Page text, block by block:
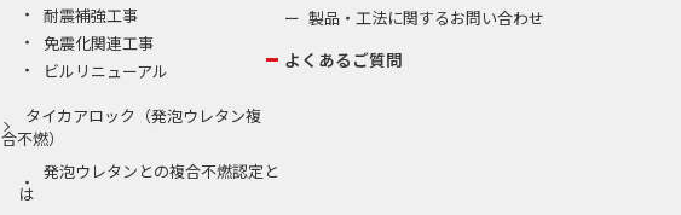
耐震補強工事
免震化関連工事
ビルリニューアル
タイカアロック（発泡ウレタン複
合不燃）
発泡ウレタンとの複合不燃認定と
は
製品・工法に関するお問い合わせ
よくあるご質問